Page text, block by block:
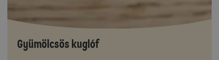
Gyümölcsös kuglóf